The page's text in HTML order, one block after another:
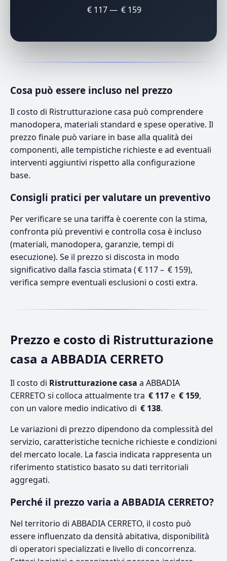
€ 117 — € 159
Cosa può essere incluso nel prezzo
Il costo di Ristrutturazione casa può comprendere
manodopera, materiali standard e spese operative. Il
prezzo finale può variare in base alla qualità dei
componenti, alle tempistiche richieste e ad eventuali
interventi aggiuntivi rispetto alla configurazione
base.
Consigli pratici per valutare un preventivo
Per verificare se una tariffa è coerente con la stima,
confronta più preventivi e controlla cosa è incluso
(materiali, manodopera, garanzie, tempi di
esecuzione). Se il prezzo si discosta in modo
significativo dalla fascia stimata ( € 117 – € 159),
verifica sempre eventuali esclusioni o costi extra.
Prezzo e costo di Ristrutturazione
casa a ABBADIA CERRETO
Il costo di Ristrutturazione casa a ABBADIA
CERRETO si colloca attualmente tra € 117e € 159,
con un valore medio indicativo di € 138.
Le variazioni di prezzo dipendono da complessità del
servizio, caratteristiche tecniche richieste e condizioni
del mercato locale. La fascia indicata rappresenta un
riferimento statistico basato su dati territoriali
aggregati.
Perché il prezzo varia a ABBADIA CERRETO?
Nel territorio di ABBADIA CERRETO, il costo può
essere influenzato da densità abitativa, disponibilità
di operatori specializzati e livello di concorrenza.